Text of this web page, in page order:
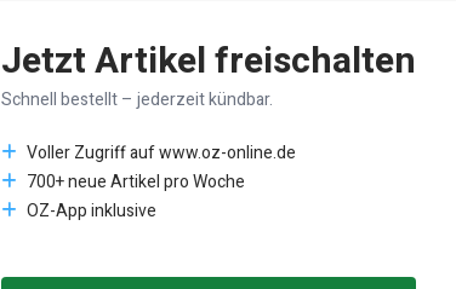
Jetzt Artikel freischalten
Schnell bestellt – jederzeit kündbar.
Voller Zugriff auf www.oz-online.de
700+ neue Artikel pro Woche
OZ-App inklusive